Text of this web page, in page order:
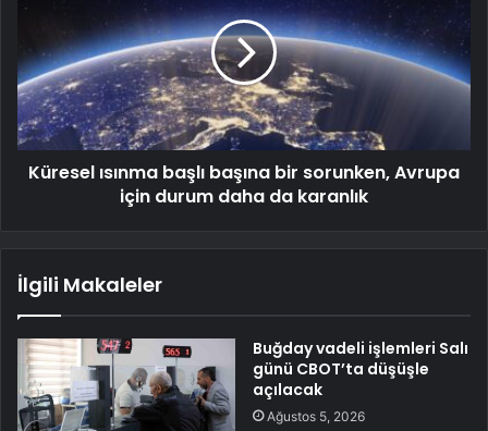
Küresel ısınma başlı başına bir sorunken, Avrupa
için durum daha da karanlık
İlgili Makaleler
Buğday vadeli işlemleri Salı
günü CBOT’ta düşüşle
açılacak
Ağustos 5, 2026